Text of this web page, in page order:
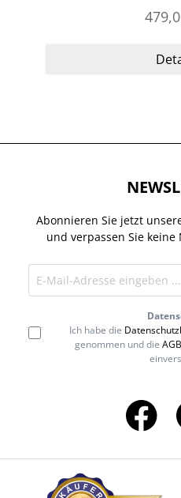
Abonnieren Sie jetzt
und verpassen Sie
Ich habe die
genommen und die AGB